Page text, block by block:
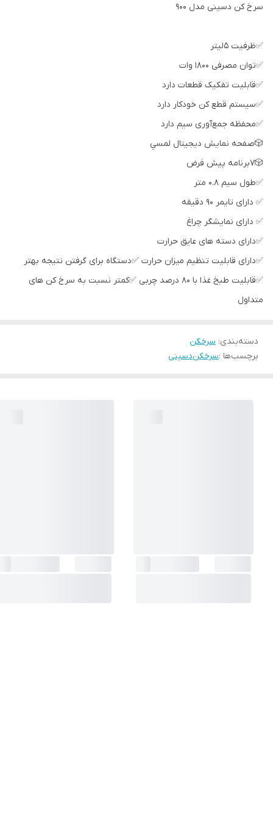
سرخ كن دسينی مدل 900
✅ظرفیت 5لیتر
✅توان مصرفی 1800 وات
✅قابلیت تفکیک قطعات دارد
✅سیستم قطع کن خودکار دارد
✅محفظه جمع‌آوری سیم دارد
🎲صفحه نمايش ديجيتال لمسي
🎲7برنامه پيش فرض
✅طول سیم 0.8 متر
✅ دارای تایمر 90 دقیقه
✅ دارای نمایشگر چراغ
✅دارای دسته های عایق حرارت
✅دارای قابلیت تنظیم میزان حرارت ✅دستگاه برای گرفتن نتیجه بهتر
✅قابلیت طبخ غذا با 80 درصد چربی ✅کمتر نسبت به سرخ کن های
متداول
دسته‌بندی: سرخکن
برچسب‌ها :سرخکندسینی